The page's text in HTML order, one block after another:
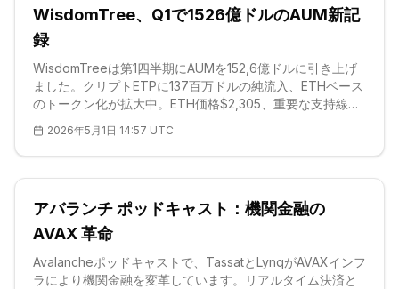
WisdomTree、Q1で1526億ドルのAUM新記
録
WisdomTreeは第1四半期にAUMを152,6億ドルに引き上げ
ました。クリプトETPに137百万ドルの純流入、ETHベース
のトークン化が拡大中。ETH価格$2,305、重要な支持線
支えています。
2026年5月1日 14:57 UTC
アバランチ ポッドキャスト：機関金融の
AVAX 革命
Avalancheポッドキャストで、TassatとLynqがAVAXインフ
ラにより機関金融を変革しています。リアルタイム決済と